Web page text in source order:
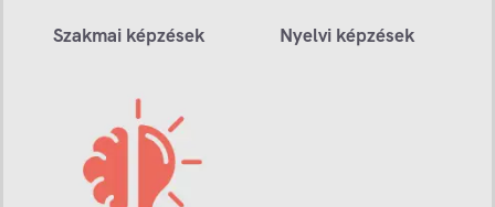
Szakmai képzések Nyelvi képzések